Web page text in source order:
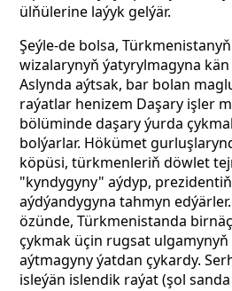
ülňülerine laýyk gelýär.
Şeýle-de bolsa,
wizalarynyň ýatyrylmagyna
Aslynda aýtsak, bar bolan
raýatlar henizem Daşary işler
bölüminde daşary ýurda
bolýarlar. Hökümet
köpüsi, türkmenleriň döwlet
"kyndygyny" aýdyp,
aýdýandygyna tahmyn
özünde, Türkmenistanda
çykmak üçin rugsat
aýtmagyny ýatdan çykardy.
isleýän islendik raýat (şol